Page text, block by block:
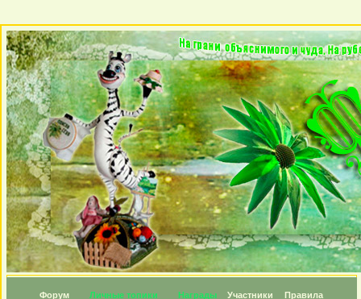
Форум Личные топики Награды Участники
Правила